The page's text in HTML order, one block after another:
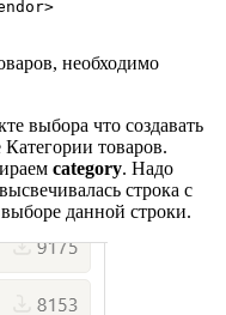
необходимо
выбора что создавать
товаров.
category. Надо
строка с
данной строки.